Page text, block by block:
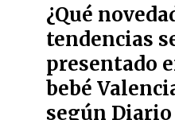
¿Qué
tendencias
presentado
bebé
según